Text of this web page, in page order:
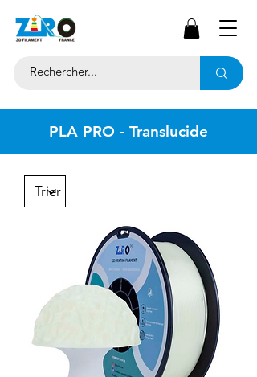
PLA PRO - Translucide